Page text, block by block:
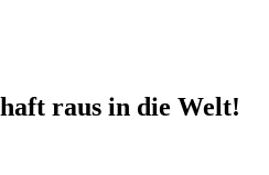
raus in die Welt!